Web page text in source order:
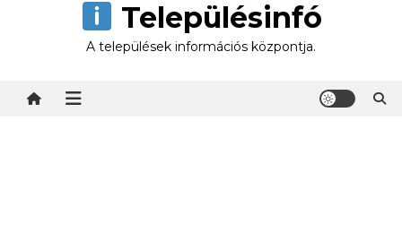
Településinfó
A települések információs központja.